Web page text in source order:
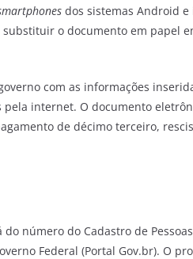
dos sistemas Android e
o documento em papel
com as informações
internet. O documento
de décimo terceiro,
número do Cadastro de Pessoas
Federal (Portal Gov.br). O